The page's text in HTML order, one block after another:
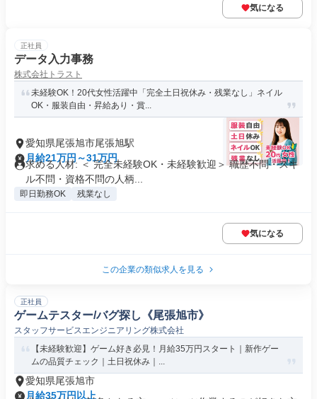
気になる
正社員
データ入力事務
株式会社トラスト
未経験OK！20代女性活躍中「完全土日祝休み・残業なし」ネイル
OK・服装自由・昇給あり・賞...
愛知県尾張旭市尾張旭駅
月給21万円～31万円
求める人材: ＜ 完全未経験OK・未経験歓迎＞ 職歴不問・スキ
ル不問・資格不問の人柄...
即日勤務OK 残業なし
気になる
この企業の類似求人を見る
正社員
ゲームテスター/バグ探し《尾張旭市》
スタッフサービスエンジニアリング株式会社
【未経験歓迎】ゲーム好き必見！月給35万円スタート｜新作ゲー
ムの品質チェック｜土日祝休み｜...
愛知県尾張旭市
月給35万円以上